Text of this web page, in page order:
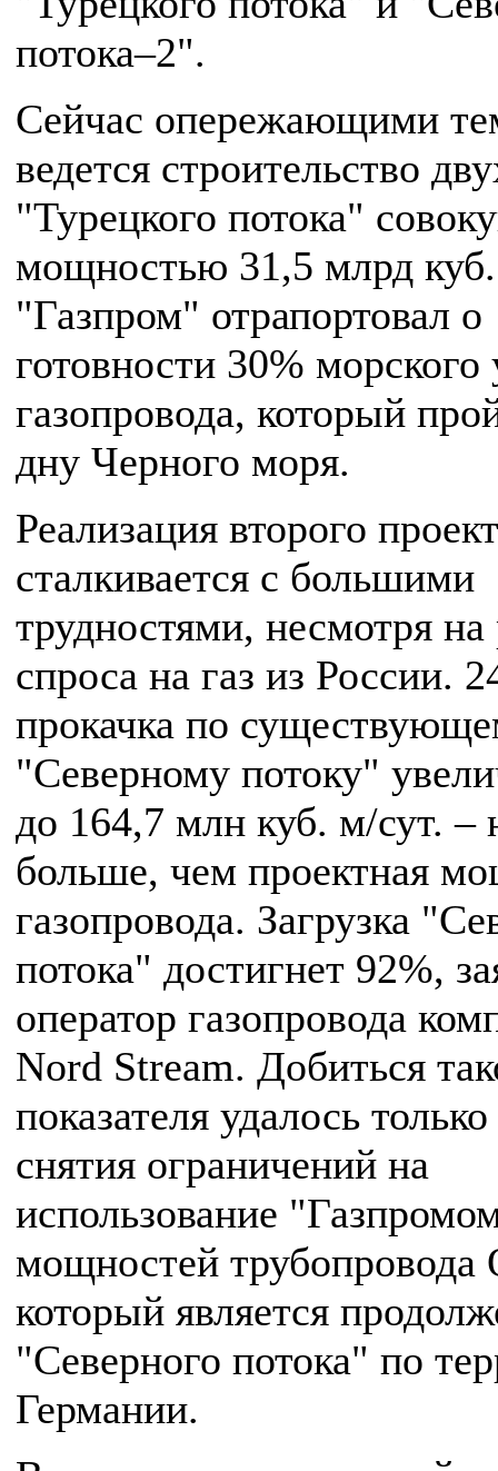
потока–2".
Сейчас опережающими
ведется строительство
"Турецкого потока"
мощностью 31,5 млрд
"Газпром" отрапортовал о
готовности 30% морского
газопровода, который
дну Черного моря.
Реализация второго
сталкивается с большими
трудностями, несмотря на
спроса на газ из России.
прокачка по
"Северному потоку"
до 164,7 млн куб. м/сут. –
больше, чем проектная
газопровода. Загрузка
потока" достигнет 92%,
оператор газопровода
Nord Stream. Добиться
показателя удалось
снятия ограничений на
использование
мощностей трубопровода
который является
"Северного потока" по
Германии.